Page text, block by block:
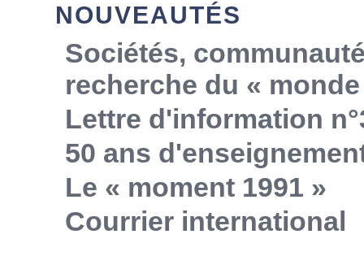
NOUVEAUTÉS
Sociétés,
recherche du «
Lettre d'information
50 ans
Le « moment 1991 »
Courrier international